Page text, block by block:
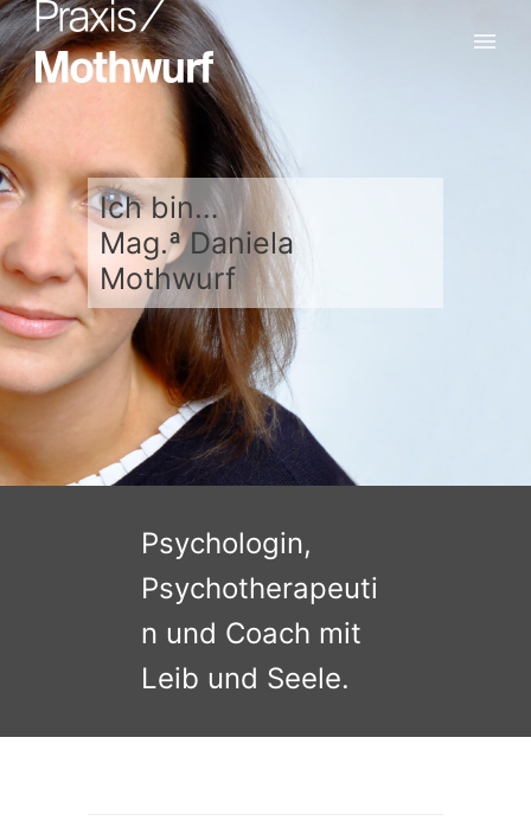
Ich bin…
Mag.ª Daniela
Mothwurf
Psychologin,
Psychotherapeuti
n und Coach mit
Leib und Seele.